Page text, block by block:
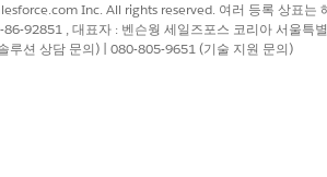
서 기부금을 재계산하는 방법을 이해합니다.
Inc. All rights reserved. 여러 등록 상표는
92851 , 대표자 : 벤슨웡 세일즈포스 코리아 서울
루션 상담 문의) | 080-805-9651 (기술 지원 문의)